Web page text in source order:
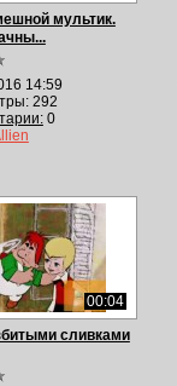
мультик.
14:59
292
0
00:04
сливками